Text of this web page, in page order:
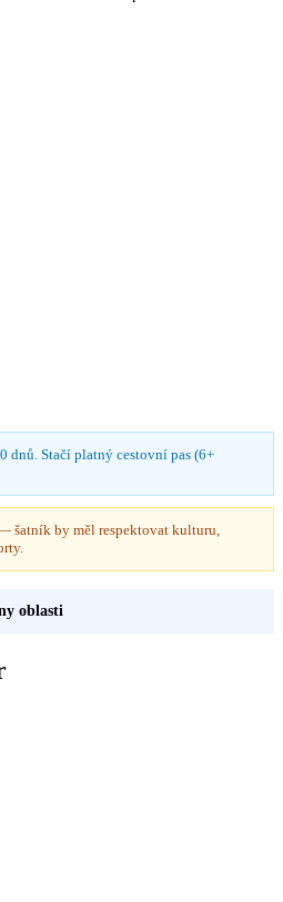
dnů. Stačí platný cestovní pas (6+
šatník by měl respektovat kulturu,
oblasti